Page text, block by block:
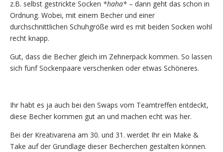
z.B. selbst gestrickte Socken *haha* – dann geht das schon in
Ordnung. Wobei, mit einem Becher und einer
durchschnittlichen Schuhgröße wird es mit beiden Socken wohl
recht knapp.
Gut, dass die Becher gleich im Zehnerpack kommen. So lassen
sich fünf Sockenpaare verschenken oder etwas Schöneres.
Ihr habt es ja auch bei den Swaps vom Teamtreffen entdeckt,
diese Becher kommen gut an und machen echt was her.
Bei der Kreativarena am 30. und 31. werdet Ihr ein Make &
Take auf der Grundlage dieser Becherchen gestalten können.